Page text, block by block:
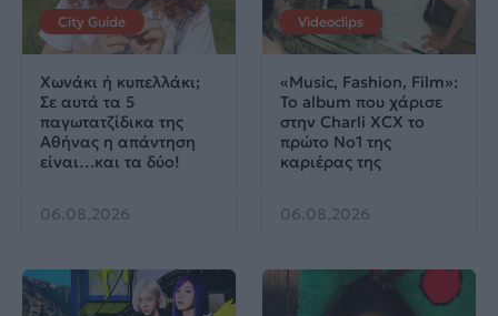
City Guide
Χωνάκι ή κυπελλάκι;
Σε αυτά τα 5
παγωτατζίδικα της
Αθήνας η απάντηση
είναι…και τα δύο!
06.08.2026
Videoclips
«Music, Fashion, Film»:
Το album που χάρισε
στην Charli XCX το
πρώτο No1 της
καριέρας της
06.08.2026